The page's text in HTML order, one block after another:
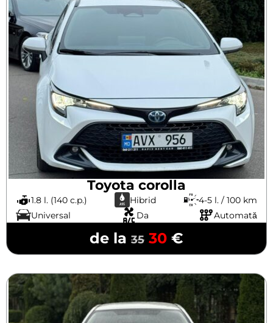
Toyota corolla
1.8 l. (140 c.p.) Hibrid
4-5 l. / 100 km
Universal
Da Automată
de la 35 30 €